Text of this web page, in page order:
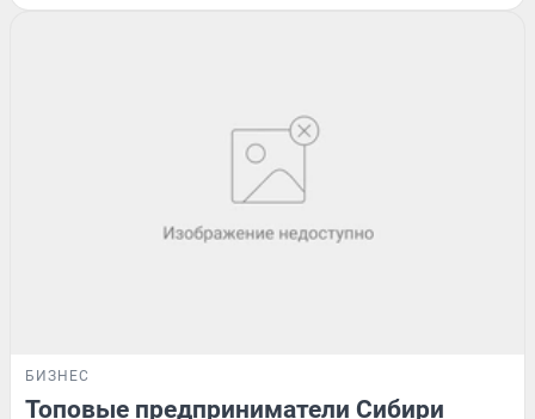
БИЗНЕС
Топовые предприниматели Сибири